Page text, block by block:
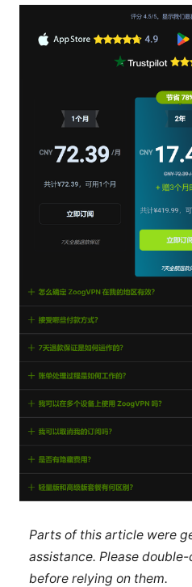
Parts of this article were
assistance. Please
before relying on them.